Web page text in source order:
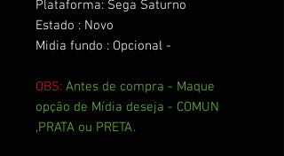
Plataforma: Sega Saturno
Estado : Novo
Midia fundo : Opcional -
OBS: Antes de compra - Maque
opção de Mídia deseja - COMUN
,PRATA ou PRETA.